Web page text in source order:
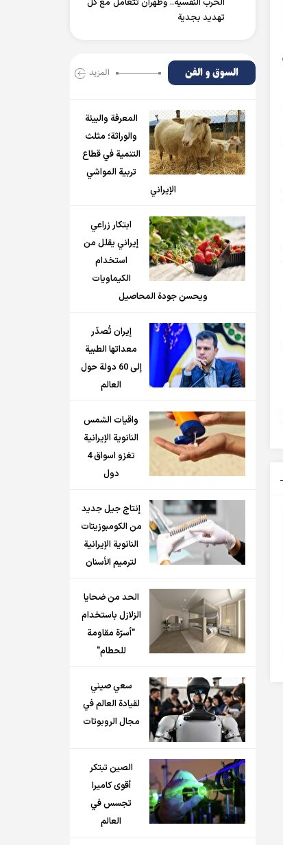
الحرب النفسية.. وطهران تتعامل مع كل
تهديد بجدية
السوق و الفن المزید
المعرفة والبيئة
والوراثة؛ مثلث
التنمية في قطاع
تربية المواشي
الإيراني
ابتكار زراعي
إيراني يقلل من
استخدام
الكيماويات
ويحسن جودة المحاصيل
إيران تُصدّر
معداتها الطبية
إلى 60 دولة حول
العالم
واقيات الشمس
النانوية الإيرانية
تغزو اسواق 4
دول
إنتاج جيل جديد
من الكومبوزيتات
النانوية الإيرانية
لترميم الأسنان
الحد من ضحايا
الزلازل باستخدام
"أسرّة مقاومة
للحطام"
سعي صيني
لقيادة العالم في
مجال الروبوتات
الصين تبتكر
أقوى كاميرا
تجسس في
العالم